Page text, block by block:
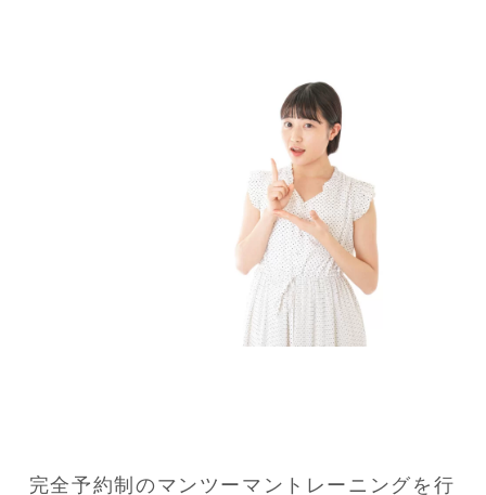
完全予約制のマンツーマントレーニングを行